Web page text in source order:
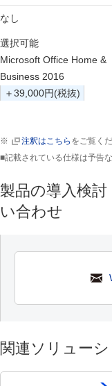
なし
選択可能
Microsoft Office Home &
Business 2016
＋39,000円(税抜)
※ 注釈はこちら をご覧くだ
■記載されている仕様は予告
製品の導入検
い合わせ
関連ソリューシ